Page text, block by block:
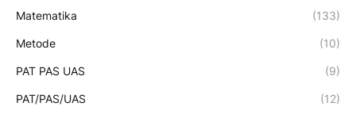
Matematika (133)
Metode (10)
PAT PAS UAS (9)
PAT/PAS/UAS (12)